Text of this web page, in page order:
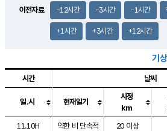
이전자료 -12시간 -3시간 -1시간
+1시간 +3시간 +12시간
기
도시별 기상실황표로 지점, 날씨, 기온, 강
시간 날씨
일.시 현재일기
시정
km
11.10H
약한 비 단속적 20 이상